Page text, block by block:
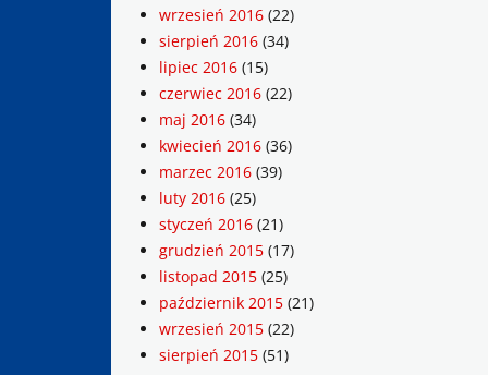
wrzesień 2016 (22)
sierpień 2016 (34)
lipiec 2016 (15)
czerwiec 2016 (22)
maj 2016 (34)
kwiecień 2016 (36)
marzec 2016 (39)
luty 2016 (25)
styczeń 2016 (21)
grudzień 2015 (17)
listopad 2015 (25)
październik 2015 (21)
wrzesień 2015 (22)
sierpień 2015 (51)